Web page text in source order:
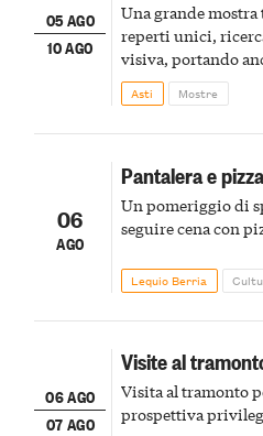
05 AGO
10 AGO
Una grande
reperti unici,
visiva, portando
della scena le
Asti Mostre
06
AGO
Pantalera e pizza
Un pomeriggio di
seguire cena con
Lequio Berria
06 AGO
07 AGO
Visite al
Visita al tramonto
prospettiva